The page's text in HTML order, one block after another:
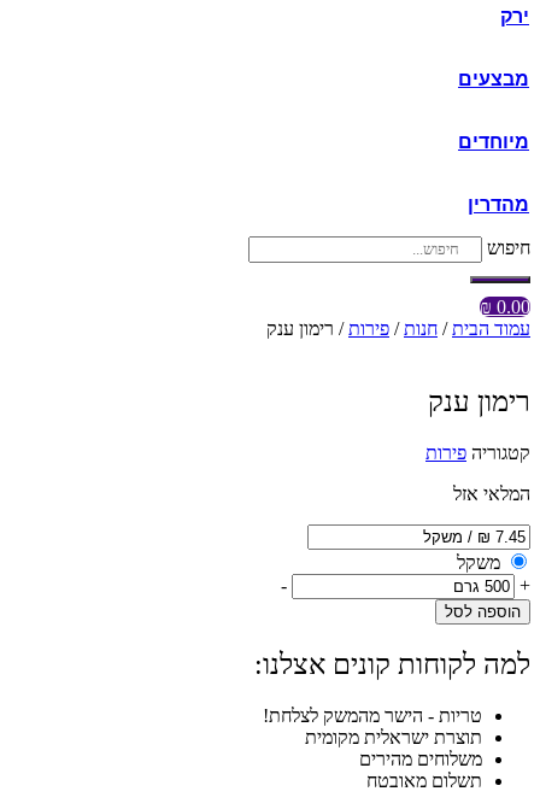
ירק
מבצעים
מיוחדים
מהדרין
חיפוש
0.00
₪
עמוד הבית/ חנות/ פירות/ רימון ענק
רימון ענק
קטגוריה פירות
המלאי אזל
משקל
+
-
הוספה לסל
למה לקוחות קונים אצלנו:
טריות - הישר מהמשק לצלחת!
תוצרת ישראלית מקומית
משלוחים מהירים
תשלום מאובטח